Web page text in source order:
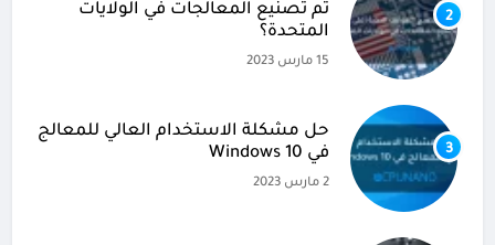
2
تم تصنيع المعالجات في الولايات
المتحدة؟
15 مارس 2023
3
حل مشكلة الاستخدام العالي للمعالج
في Windows 10
2 مارس 2023